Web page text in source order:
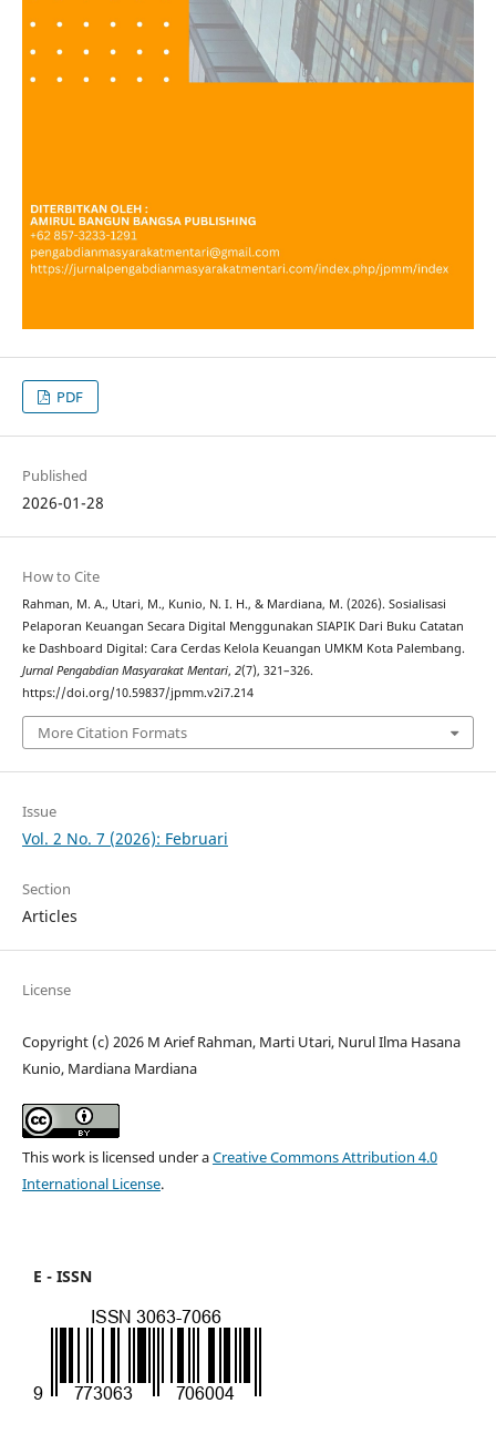
PDF
Published
2026-01-28
How to Cite
Rahman, M. A., Utari, M., Kunio, N. I. H., & Mardiana, M. (2026). Sosialisasi
Pelaporan Keuangan Secara Digital Menggunakan SIAPIK Dari Buku Catatan
ke Dashboard Digital: Cara Cerdas Kelola Keuangan UMKM Kota Palembang.
Jurnal Pengabdian Masyarakat Mentari, 2(7), 321–326.
https://doi.org/10.59837/jpmm.v2i7.214
More Citation Formats
Issue
Vol. 2 No. 7 (2026): Februari
Section
Articles
License
Copyright (c) 2026 M Arief Rahman, Marti Utari, Nurul Ilma Hasana
Kunio, Mardiana Mardiana
This work is licensed under aCreative Commons Attribution 4.0
International License.
E - ISSN